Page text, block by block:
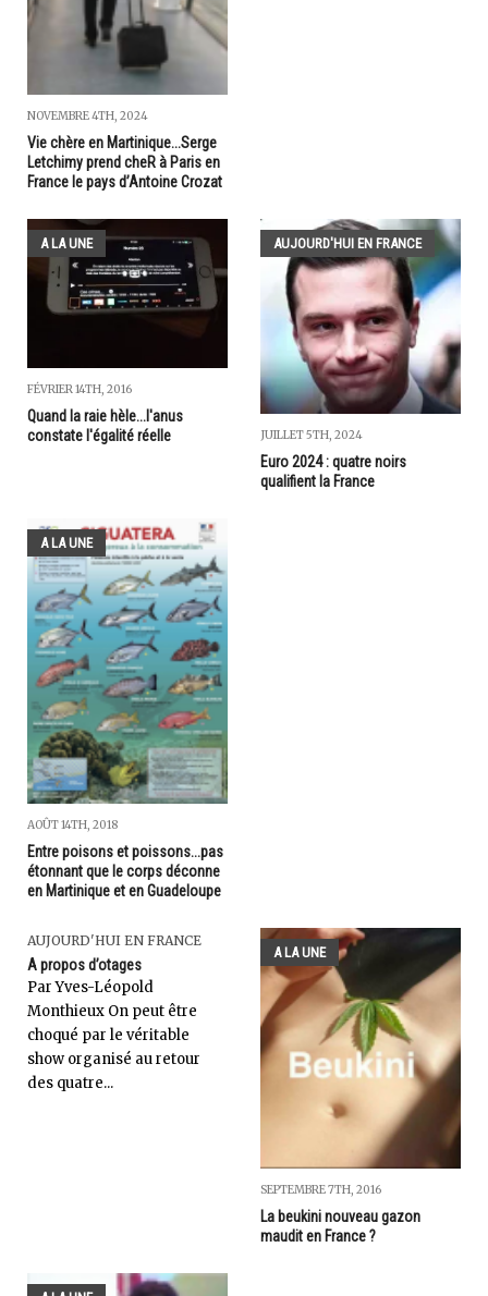
NOVEMBRE 4TH, 2024
Vie chère en Martinique...Serge
Letchimy prend cheR à Paris en
France le pays d’Antoine Crozat
A LA UNE
FÉVRIER 14TH, 2016
Quand la raie hèle...l'anus
constate l'égalité réelle
AUJOURD'HUI EN FRANCE
JUILLET 5TH, 2024
Euro 2024 : quatre noirs
qualifient la France
A LA UNE
AOÛT 14TH, 2018
Entre poisons et poissons...pas
étonnant que le corps déconne
en Martinique et en Guadeloupe
AUJOURD'HUI EN FRANCE
A propos d’otages
Par Yves-Léopold
Monthieux On peut être
choqué par le véritable
show organisé au retour
des quatre...
A LA UNE
SEPTEMBRE 7TH, 2016
La beukini nouveau gazon
maudit en France ?